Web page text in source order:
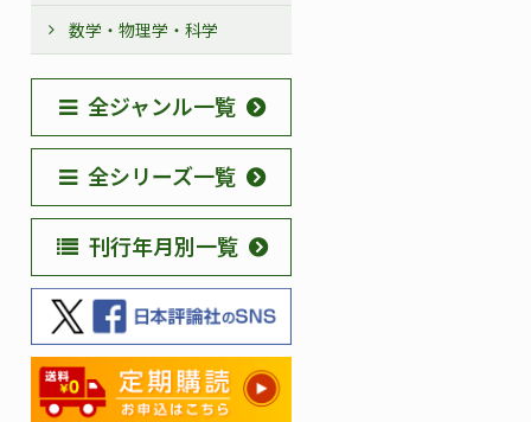
数学・物理学・科学
全ジャンル一覧
全シリーズ一覧
刊行年月別一覧